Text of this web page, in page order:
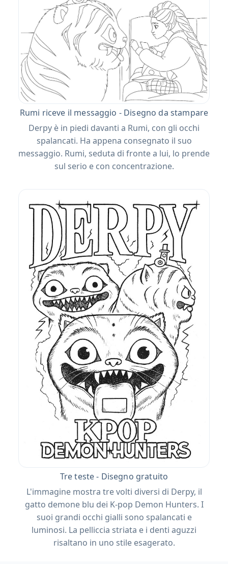
Rumi riceve il messaggio - Disegno da stampare
Derpy è in piedi davanti a Rumi, con gli occhi
spalancati. Ha appena consegnato il suo
messaggio. Rumi, seduta di fronte a lui, lo prende
sul serio e con concentrazione.
Tre teste - Disegno gratuito
L'immagine mostra tre volti diversi di Derpy, il
gatto demone blu dei K-pop Demon Hunters. I
suoi grandi occhi gialli sono spalancati e
luminosi. La pelliccia striata e i denti aguzzi
risaltano in uno stile esagerato.